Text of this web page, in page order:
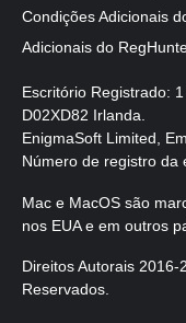
Condições Adicionais
Adicionais do
Escritório Registrado:
D02XD82 Irlanda.
EnigmaSoft Limited,
Número de registro da
Mac e MacOS são
nos EUA e em outros
Direitos Autorais 2016-
Reservados.